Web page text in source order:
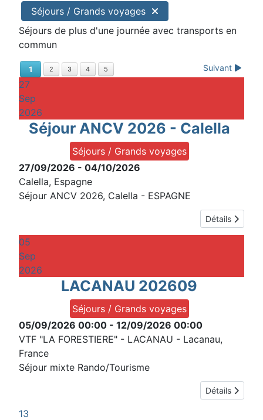
Séjours / Grands voyages
Séjours de plus d'une journée avec transports en
commun
1 2 3 4 5 Suivant
27
Sep
2026
Séjour ANCV 2026 - Calella
Séjours / Grands voyages
27/09/2026 - 04/10/2026
Calella, Espagne
Séjour ANCV 2026, Calella - ESPAGNE
Détails
05
Sep
2026
LACANAU 202609
Séjours / Grands voyages
05/09/2026 00:00 - 12/09/2026 00:00
VTF "LA FORESTIERE" - LACANAU - Lacanau,
France
Séjour mixte Rando/Tourisme
Détails
13